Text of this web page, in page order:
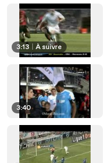
3:13 À suivre
3:40